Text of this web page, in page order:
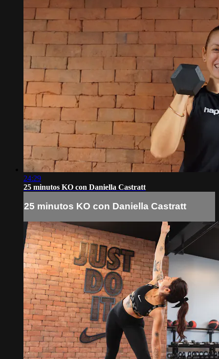
24:29
25 minutos KO con Daniella Castratt
25 minutos KO con Daniella Castratt